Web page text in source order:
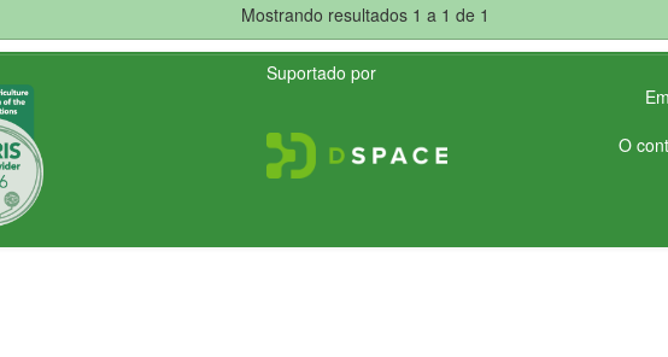
Mostrando resultados 1 a 1 de 1
Suportado por
O